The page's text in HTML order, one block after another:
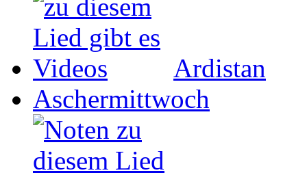
Ardistan
Aschermittwoch